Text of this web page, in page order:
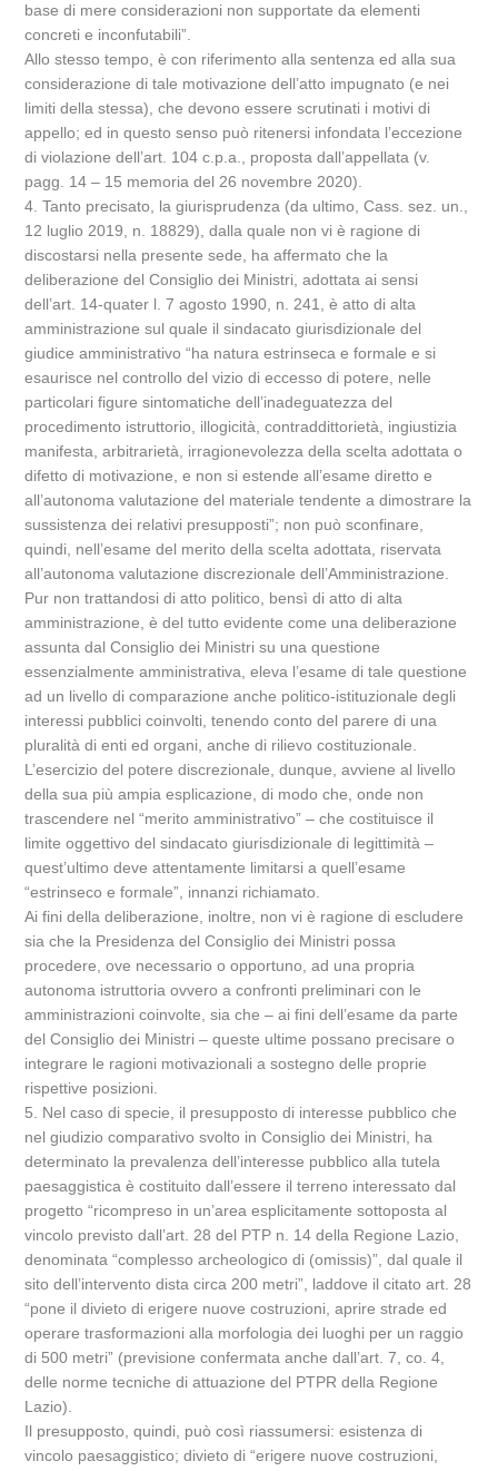
base di mere considerazioni non supportate da elementi
concreti e inconfutabili”.
Allo stesso tempo, è con riferimento alla sentenza ed alla sua
considerazione di tale motivazione dell’atto impugnato (e nei
limiti della stessa), che devono essere scrutinati i motivi di
appello; ed in questo senso può ritenersi infondata l’eccezione
di violazione dell’art. 104 c.p.a., proposta dall’appellata (v.
pagg. 14 – 15 memoria del 26 novembre 2020).
4. Tanto precisato, la giurisprudenza (da ultimo, Cass. sez. un.,
12 luglio 2019, n. 18829), dalla quale non vi è ragione di
discostarsi nella presente sede, ha affermato che la
deliberazione del Consiglio dei Ministri, adottata ai sensi
dell’art. 14-quater l. 7 agosto 1990, n. 241, è atto di alta
amministrazione sul quale il sindacato giurisdizionale del
giudice amministrativo “ha natura estrinseca e formale e si
esaurisce nel controllo del vizio di eccesso di potere, nelle
particolari figure sintomatiche dell’inadeguatezza del
procedimento istruttorio, illogicità, contraddittorietà, ingiustizia
manifesta, arbitrarietà, irragionevolezza della scelta adottata o
difetto di motivazione, e non si estende all’esame diretto e
all’autonoma valutazione del materiale tendente a dimostrare la
sussistenza dei relativi presupposti”; non può sconfinare,
quindi, nell’esame del merito della scelta adottata, riservata
all’autonoma valutazione discrezionale dell’Amministrazione.
Pur non trattandosi di atto politico, bensì di atto di alta
amministrazione, è del tutto evidente come una deliberazione
assunta dal Consiglio dei Ministri su una questione
essenzialmente amministrativa, eleva l’esame di tale questione
ad un livello di comparazione anche politico-istituzionale degli
interessi pubblici coinvolti, tenendo conto del parere di una
pluralità di enti ed organi, anche di rilievo costituzionale.
L’esercizio del potere discrezionale, dunque, avviene al livello
della sua più ampia esplicazione, di modo che, onde non
trascendere nel “merito amministrativo” – che costituisce il
limite oggettivo del sindacato giurisdizionale di legittimità –
quest’ultimo deve attentamente limitarsi a quell’esame
“estrinseco e formale”, innanzi richiamato.
Ai fini della deliberazione, inoltre, non vi è ragione di escludere
sia che la Presidenza del Consiglio dei Ministri possa
procedere, ove necessario o opportuno, ad una propria
autonoma istruttoria ovvero a confronti preliminari con le
amministrazioni coinvolte, sia che – ai fini dell’esame da parte
del Consiglio dei Ministri – queste ultime possano precisare o
integrare le ragioni motivazionali a sostegno delle proprie
rispettive posizioni.
5. Nel caso di specie, il presupposto di interesse pubblico che
nel giudizio comparativo svolto in Consiglio dei Ministri, ha
determinato la prevalenza dell’interesse pubblico alla tutela
paesaggistica è costituito dall’essere il terreno interessato dal
progetto “ricompreso in un’area esplicitamente sottoposta al
vincolo previsto dall’art. 28 del PTP n. 14 della Regione Lazio,
denominata “complesso archeologico di (omissis)”, dal quale il
sito dell’intervento dista circa 200 metri”, laddove il citato art. 28
“pone il divieto di erigere nuove costruzioni, aprire strade ed
operare trasformazioni alla morfologia dei luoghi per un raggio
di 500 metri” (previsione confermata anche dall’art. 7, co. 4,
delle norme tecniche di attuazione del PTPR della Regione
Lazio).
Il presupposto, quindi, può così riassumersi: esistenza di
vincolo paesaggistico; divieto di “erigere nuove costruzioni,